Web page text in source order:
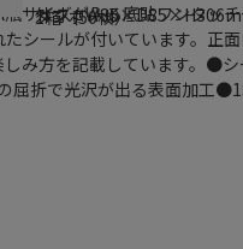
サイズが入る底貼ワンタッ
シールが付いています。正
み方を記載しています。●
折で光沢が出る表面加工
外寸：
ダンボール
1箱（50枚）